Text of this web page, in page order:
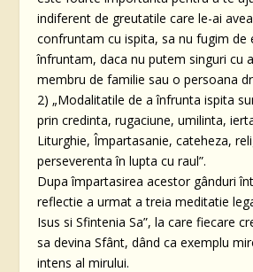
indiferent de greutatile care le-ai
confruntam cu ispita, sa nu fugim de
înfruntam, daca nu putem singuri cu
membru de familie sau o persoana
2) „Modalitatile de a înfrunta ispita
prin credinta, rugaciune, umilinta,
Liturghie, Împartasanie, cateheza,
perseverenta în lupta cu raul”.
Dupa împartasirea acestor gânduri
reflectie a urmat a treia meditatie
Isus si Sfintenia Sa”, la care fiecare
sa devina Sfânt, dând ca exemplu
intens al mirului.